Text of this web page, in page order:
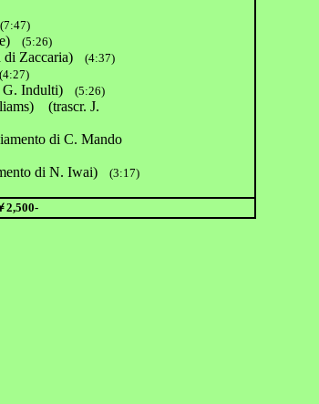
(5:26)
di Zaccaria) (4:37)
Indulti) (5:26)
(trascr. J.
di C. Mando
di N. Iwai) (3:17)
2,500-